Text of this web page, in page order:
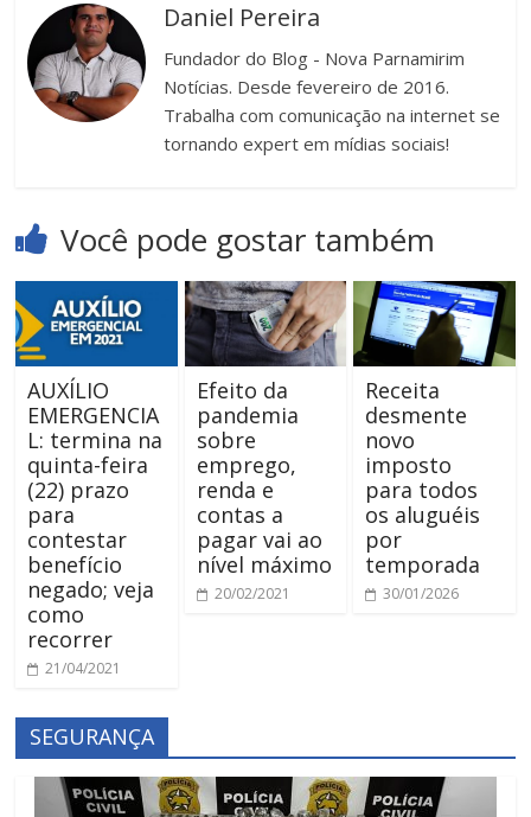
Daniel Pereira
Fundador do Blog - Nova Parnamirim
Notícias. Desde fevereiro de 2016.
Trabalha com comunicação na internet se
tornando expert em mídias sociais!
Você pode gostar também
AUXÍLIO
EMERGENCIA
L: termina na
quinta-feira
(22) prazo
para
contestar
benefício
negado; veja
como
recorrer
21/04/2021
Efeito da
pandemia
sobre
emprego,
renda e
contas a
pagar vai ao
nível máximo
20/02/2021
Receita
desmente
novo
imposto
para todos
os aluguéis
por
temporada
30/01/2026
SEGURANÇA